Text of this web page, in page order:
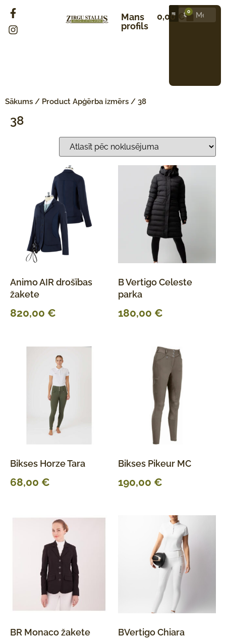
Mans
profils
0,00 € 0
Sākums / Product Apģērba izmērs / 38
38
Animo AIR drošības
žakete
820,00 €
B Vertigo Celeste
parka
180,00 €
Bikses Horze Tara
68,00 €
Bikses Pikeur MC
190,00 €
BR Monaco žakete
BVertigo Chiara